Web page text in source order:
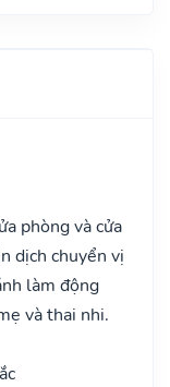
phòng và cửa
dịch chuyển vị
làm động
và thai nhi.